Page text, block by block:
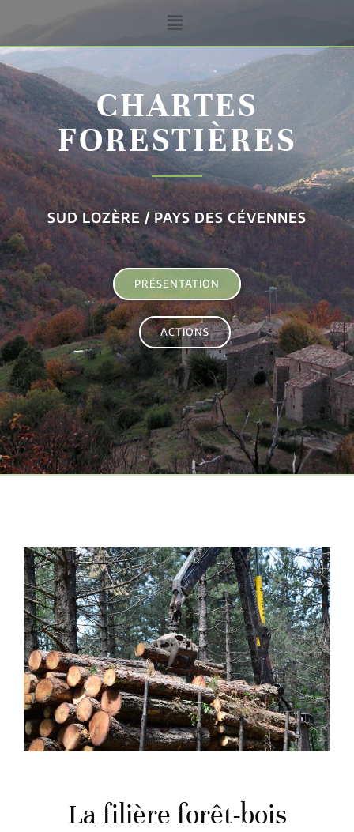
CHARTES
FORESTIÈRES
SUD LOZÈRE / PAYS DES CÉVENNES
PRÉSENTATION
ACTIONS
La filière forêt-bois